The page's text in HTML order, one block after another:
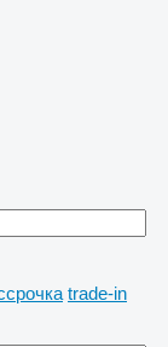
trade-in